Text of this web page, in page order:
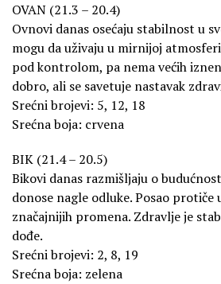
OVAN (21.3 – 20.4)
Ovnovi danas osećaju stabilnost u
mogu da uživaju u mirnijoj
pod kontrolom, pa nema većih
dobro, ali se savetuje nastavak
Srećni brojevi: 5, 12, 18
Srećna boja: crvena
BIK (21.4 – 20.5)
Bikovi danas razmišljaju o
donose nagle odluke. Posao protiče
značajnijih promena. Zdravlje je
dođe.
Srećni brojevi: 2, 8, 19
Srećna boja: zelena